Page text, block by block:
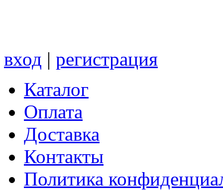
вход | регистрация
Каталог
Оплата
Доставка
Контакты
Политика